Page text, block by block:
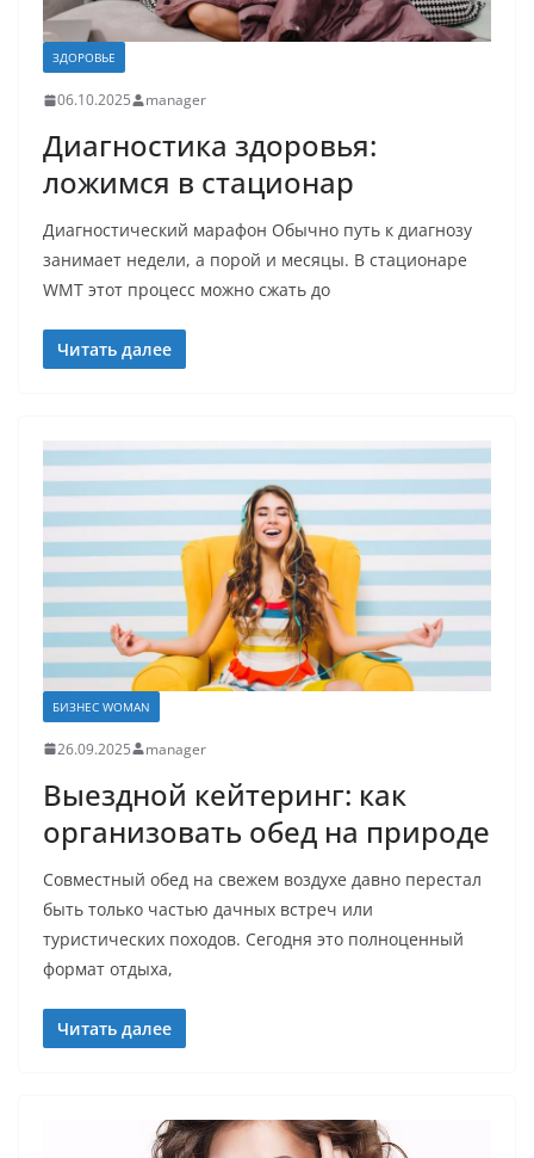
ЗДОРОВЬЕ
06.10.2025 manager
Диагностика здоровья:
ложимся в стационар
Диагностический марафон Обычно путь к диагнозу
занимает недели, а порой и месяцы. В стационаре
WMT этот процесс можно сжать до
Читать далее
БИЗНЕС WOMAN
26.09.2025 manager
Выездной кейтеринг: как
организовать обед на природе
Совместный обед на свежем воздухе давно перестал
быть только частью дачных встреч или
туристических походов. Сегодня это полноценный
формат отдыха,
Читать далее